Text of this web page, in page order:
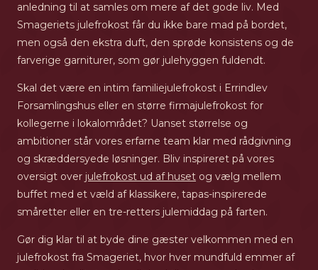
anledning til at samles om mere af det gode liv. Med
Smageriets julefrokost får du ikke bare mad på bordet,
men også den ekstra duft, den sprøde konsistens og de
farverige garniturer, som gør julehyggen fuldendt.
Skal det være en intim familiejulefrokost i Errindlev
Forsamlingshus eller en større firmajulefrokost for
kollegerne i lokalområdet? Uanset størrelse og
ambitioner står vores erfarne team klar med rådgivning
og skræddersyede løsninger. Bliv inspireret på vores
oversigt over julefrokost ud af huset og vælg mellem
buffet med et væld af klassikere, tapas-inspirerede
småretter eller en tre-retters julemiddag på farten.
Gør dig klar til at byde dine gæster velkommen med en
julefrokost fra Smageriet, hvor hver mundfuld emmer af